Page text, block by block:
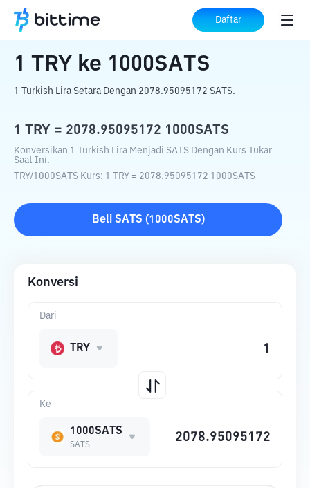
Daftar
Beranda Konverter Kripto ke 1000SATS
1 TRY ke 1000SATS
1 Turkish Lira Setara Dengan 2078.95095172 SATS.
1 TRY = 2078.95095172 1000SATS
Konversikan 1 Turkish Lira Menjadi SATS Dengan Kurs Tukar
Saat Ini.
TRY/1000SATS Kurs: 1 TRY = 2078.95095172 1000SATS
Beli SATS (1000SATS)
Konversi
Ke
1000SATS
SATS
Dari
TRY